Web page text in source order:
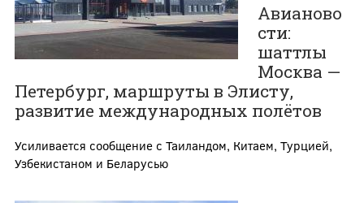
Авианово
сти:
шаттлы
Москва —
Петербург, маршруты в Элисту,
развитие международных полётов
Усиливается сообщение с Таиландом, Китаем, Турцией,
Узбекистаном и Беларусью